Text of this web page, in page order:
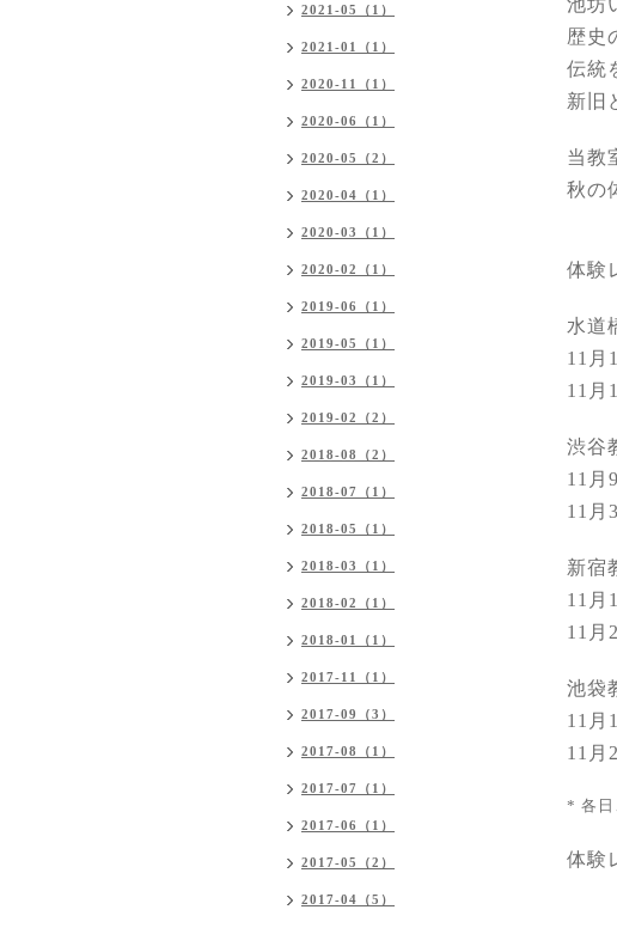
池坊
歴史
伝統
新旧
当教
秋の
体験
水道
11月
11月
渋谷
11月
11月
新宿
11月
11月
池袋
11月
11月
* 各日
体験
2021-05（1）
2021-01（1）
2020-11（1）
2020-06（1）
2020-05（2）
2020-04（1）
2020-03（1）
2020-02（1）
2019-06（1）
2019-05（1）
2019-03（1）
2019-02（2）
2018-08（2）
2018-07（1）
2018-05（1）
2018-03（1）
2018-02（1）
2018-01（1）
2017-11（1）
2017-09（3）
2017-08（1）
2017-07（1）
2017-06（1）
2017-05（2）
2017-04（5）